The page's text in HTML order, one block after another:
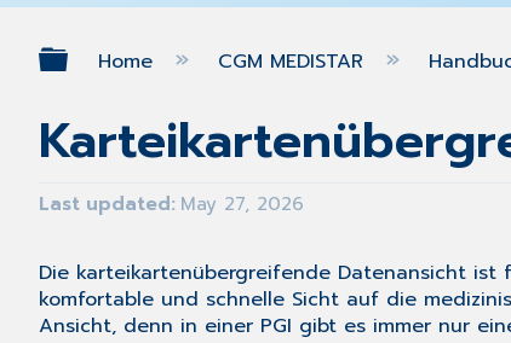
Expand/collapse global
Home CGM MEDISTAR
Last updated May 27, 2026
Die karteikartenübergreifende Datenansicht
komfortable und schnelle Sicht auf die
Ansicht, denn in einer PGI gibt es immer nur